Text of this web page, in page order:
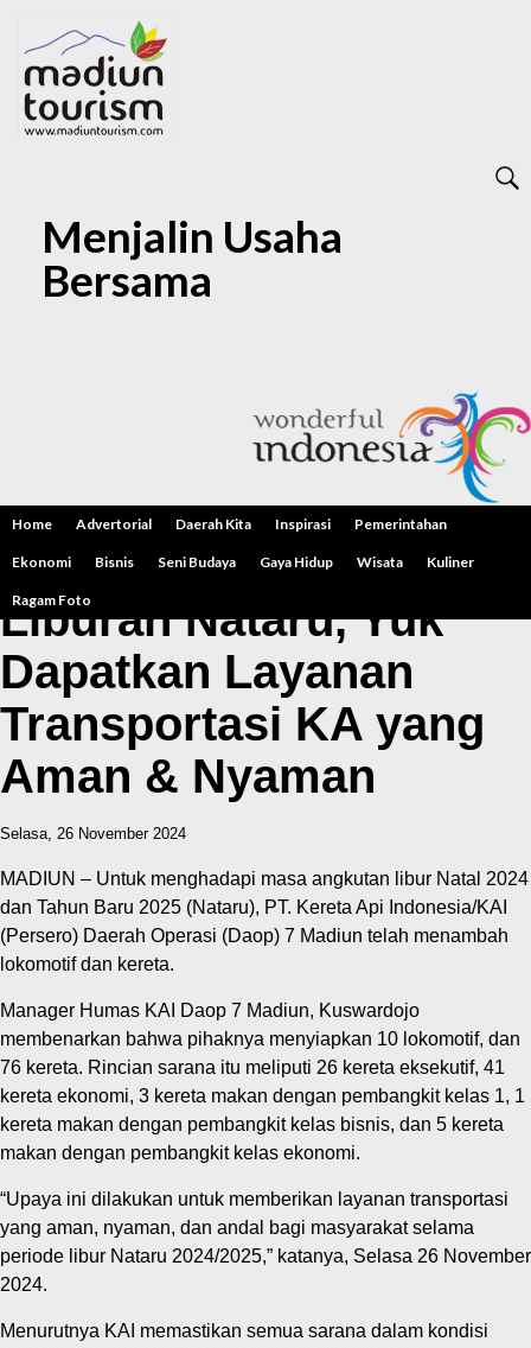
Menjalin Usaha
Bersama
Home Advertorial Daerah Kita Inspirasi Pemerintahan
Ekonomi Bisnis Seni Budaya Gaya Hidup Wisata Kuliner
Ragam Foto
Liburan Nataru, Yuk
Dapatkan Layanan
Transportasi KA yang
Aman & Nyaman
Selasa, 26 November 2024
MADIUN – Untuk menghadapi masa angkutan libur Natal 2024
dan Tahun Baru 2025 (Nataru), PT. Kereta Api Indonesia/KAI
(Persero) Daerah Operasi (Daop) 7 Madiun telah menambah
lokomotif dan kereta.
Manager Humas KAI Daop 7 Madiun, Kuswardojo
membenarkan bahwa pihaknya menyiapkan 10 lokomotif, dan
76 kereta. Rincian sarana itu meliputi 26 kereta eksekutif, 41
kereta ekonomi, 3 kereta makan dengan pembangkit kelas 1, 1
kereta makan dengan pembangkit kelas bisnis, dan 5 kereta
makan dengan pembangkit kelas ekonomi.
“Upaya ini dilakukan untuk memberikan layanan transportasi
yang aman, nyaman, dan andal bagi masyarakat selama
periode libur Nataru 2024/2025,” katanya, Selasa 26 November
2024.
Menurutnya KAI memastikan semua sarana dalam kondisi